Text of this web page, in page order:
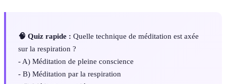
🧠 Quiz rapide : Quelle technique de méditation est axée
sur la respiration ?
- A) Méditation de pleine conscience
- B) Méditation par la respiration